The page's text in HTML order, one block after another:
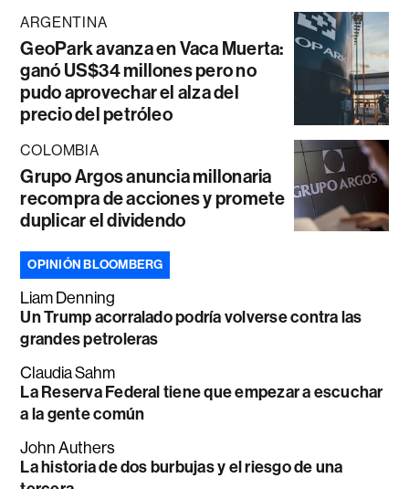
ARGENTINA
GeoPark avanza en Vaca Muerta:
ganó US$34 millones pero no
pudo aprovechar el alza del
precio del petróleo
COLOMBIA
Grupo Argos anuncia millonaria
recompra de acciones y promete
duplicar el dividendo
OPINIÓN BLOOMBERG
Liam Denning
Un Trump acorralado podría volverse contra las
grandes petroleras
Claudia Sahm
La Reserva Federal tiene que empezar a escuchar
a la gente común
John Authers
La historia de dos burbujas y el riesgo de una